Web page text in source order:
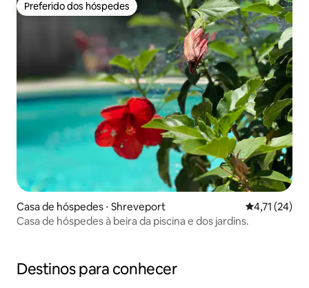
Preferido dos hóspedes
Preferido dos hóspedes
Casa de hóspedes ⋅ Shreveport 4,71 de uma
4,71 (24)
Casa de hóspedes à beira da piscina e dos jardins.
Destinos para conhecer